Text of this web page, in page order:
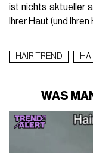
ist nichts aktueller
Ihrer Haut (und
HAIR TREND
WAS